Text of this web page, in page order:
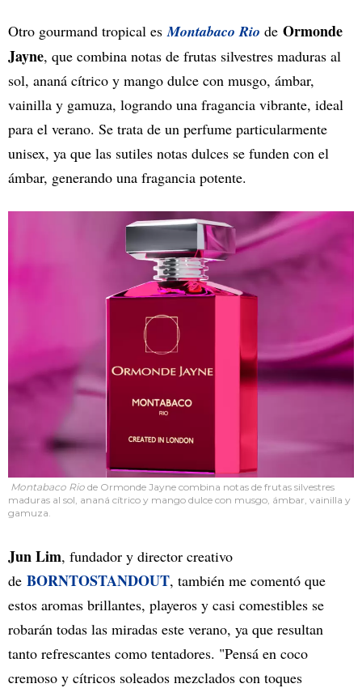
Otro gourmand tropical es Montabaco Rio de Ormonde
Jayne, que combina notas de frutas silvestres maduras al
sol, ananá cítrico y mango dulce con musgo, ámbar,
vainilla y gamuza, logrando una fragancia vibrante, ideal
para el verano. Se trata de un perfume particularmente
unisex, ya que las sutiles notas dulces se funden con el
ámbar, generando una fragancia potente.
Montabaco Rio de Ormonde Jayne combina notas de frutas silvestres
maduras al sol, ananá cítrico y mango dulce con musgo, ámbar, vainilla y
gamuza.
Jun Lim, fundador y director creativo
de BORNTOSTANDOUT, también me comentó que
estos aromas brillantes, playeros y casi comestibles se
robarán todas las miradas este verano, ya que resultan
tanto refrescantes como tentadores. "Pensá en coco
cremoso y cítricos soleados mezclados con toques